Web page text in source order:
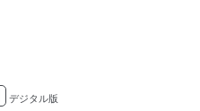
デジタル版